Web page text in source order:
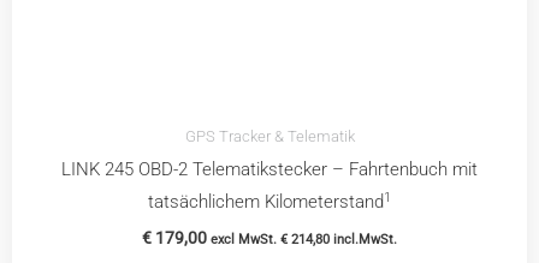
GPS Tracker & Telematik
LINK 245 OBD-2 Telematikstecker – Fahrtenbuch mit
tatsächlichem Kilometerstand1
€ 179,00 excl MwSt. € 214,80 incl.MwSt.